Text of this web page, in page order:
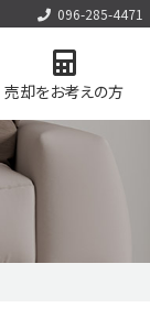
096-285-4471
売却をお考えの方
アクセス
サイトマップ